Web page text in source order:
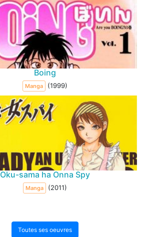
Boing
Manga (1999)
Oku-sama ha Onna Spy
Manga (2011)
Toutes ses oeuvres